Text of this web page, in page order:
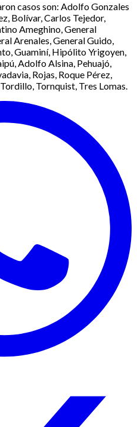
casos son: Adolfo Gonzales
Bolívar, Carlos Tejedor,
Ameghino, General
Arenales, General Guido,
Guaminí, Hipólito Yrigoyen,
Adolfo Alsina, Pehuajó,
Rojas, Roque Pérez,
Tornquist, Tres Lomas.